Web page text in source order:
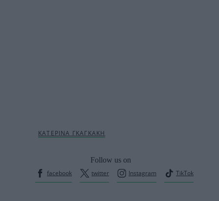
Follow us on
facebook
twitter Instagram TikTok